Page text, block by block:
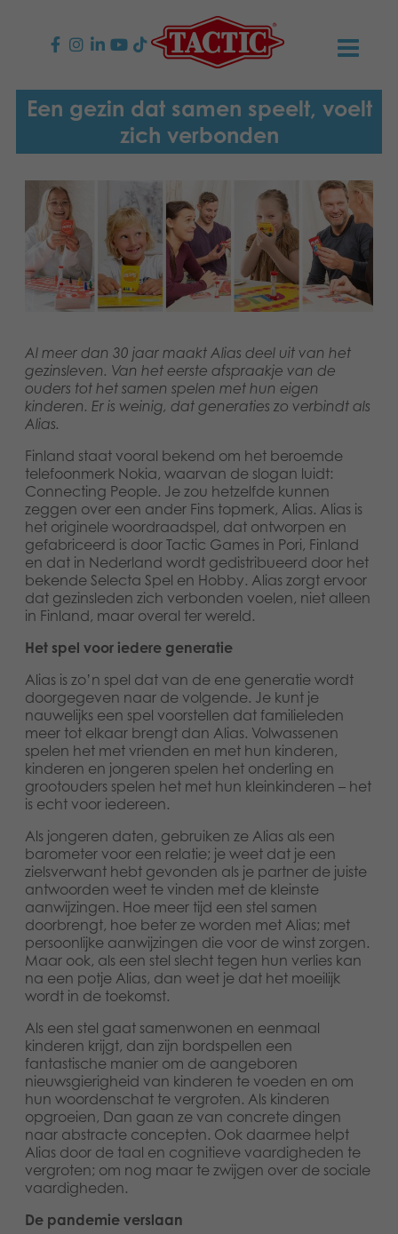
PRODUCTEN
Kinderspellen
Familiespellen
Volwassenspellen
Selecta spellen
Puzzels
Boeken
Apps
Gearchiveerde producten
TACTIC
Onze productbelofte
Verantwoordelijkheid
CONTACT
Contact opnemen
Media
Nederlands
Een gezin dat samen speelt, voelt
zich verbonden
Al meer dan 30 jaar maakt Alias deel uit van het
gezinsleven. Van het eerste afspraakje van de
ouders tot het samen spelen met hun eigen
kinderen. Er is weinig, dat generaties zo verbindt als
Alias.
Finland staat vooral bekend om het beroemde
telefoonmerk Nokia, waarvan de slogan luidt:
Connecting People. Je zou hetzelfde kunnen
zeggen over een ander Fins topmerk, Alias. Alias is
het originele woordraadspel, dat ontworpen en
gefabriceerd is door Tactic Games in Pori, Finland
en dat in Nederland wordt gedistribueerd door het
bekende Selecta Spel en Hobby. Alias zorgt ervoor
dat gezinsleden zich verbonden voelen, niet alleen
in Finland, maar overal ter wereld.
Het spel voor iedere generatie
Alias is zo’n spel dat van de ene generatie wordt
doorgegeven naar de volgende. Je kunt je
nauwelijks een spel voorstellen dat familieleden
meer tot elkaar brengt dan Alias. Volwassenen
spelen het met vrienden en met hun kinderen,
kinderen en jongeren spelen het onderling en
grootouders spelen het met hun kleinkinderen – het
is echt voor iedereen.
Als jongeren daten, gebruiken ze Alias als een
barometer voor een relatie; je weet dat je een
zielsverwant hebt gevonden als je partner de juiste
antwoorden weet te vinden met de kleinste
aanwijzingen. Hoe meer tijd een stel samen
doorbrengt, hoe beter ze worden met Alias; met
persoonlijke aanwijzingen die voor de winst zorgen.
Maar ook, als een stel slecht tegen hun verlies kan
na een potje Alias, dan weet je dat het moeilijk
wordt in de toekomst.
Als een stel gaat samenwonen en eenmaal
kinderen krijgt, dan zijn bordspellen een
fantastische manier om de aangeboren
nieuwsgierigheid van kinderen te voeden en om
hun woordenschat te vergroten. Als kinderen
opgroeien, Dan gaan ze van concrete dingen
naar abstracte concepten. Ook daarmee helpt
Alias door de taal en cognitieve vaardigheden te
vergroten; om nog maar te zwijgen over de sociale
vaardigheden.
De pandemie verslaan